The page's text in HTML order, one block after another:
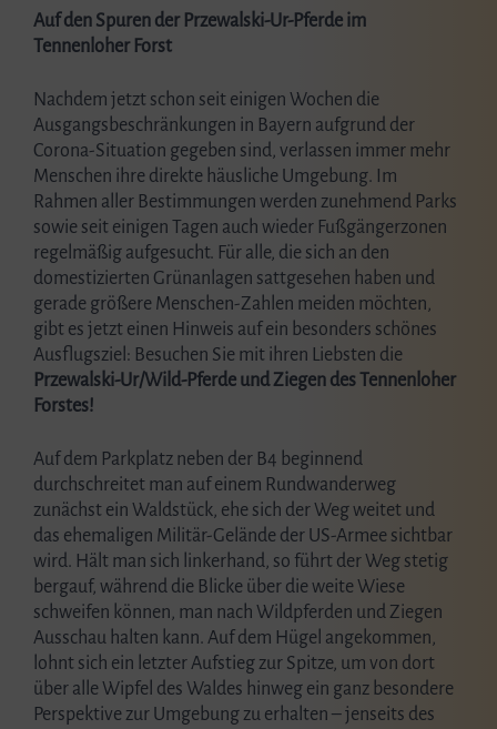
Auf den Spuren der Przewalski-Ur-Pferde im
Tennenloher Forst
Nachdem jetzt schon seit einigen Wochen die
Ausgangsbeschränkungen in Bayern aufgrund der
Corona-Situation gegeben sind, verlassen immer mehr
Menschen ihre direkte häusliche Umgebung. Im
Rahmen aller Bestimmungen werden zunehmend Parks
sowie seit einigen Tagen auch wieder Fußgängerzonen
regelmäßig aufgesucht. Für alle, die sich an den
domestizierten Grünanlagen sattgesehen haben und
gerade größere Menschen-Zahlen meiden möchten,
gibt es jetzt einen Hinweis auf ein besonders schönes
Ausflugsziel: Besuchen Sie mit ihren Liebsten die
Przewalski-Ur/Wild-Pferde und Ziegen des Tennenloher
Forstes!
Auf dem Parkplatz neben der B4 beginnend
durchschreitet man auf einem Rundwanderweg
zunächst ein Waldstück, ehe sich der Weg weitet und
das ehemaligen Militär-Gelände der US-Armee sichtbar
wird. Hält man sich linkerhand, so führt der Weg stetig
bergauf, während die Blicke über die weite Wiese
schweifen können, man nach Wildpferden und Ziegen
Ausschau halten kann. Auf dem Hügel angekommen,
lohnt sich ein letzter Aufstieg zur Spitze, um von dort
über alle Wipfel des Waldes hinweg ein ganz besondere
Perspektive zur Umgebung zu erhalten – jenseits des